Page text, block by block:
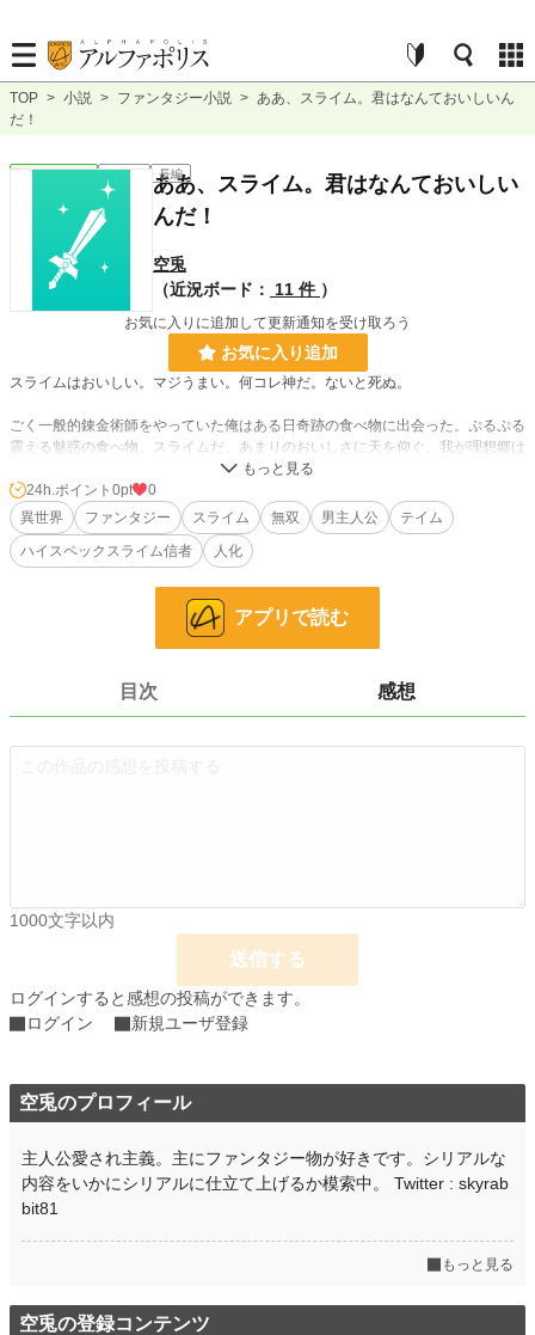
TOP > 小説 > ファンタジー小説 > ああ、スライム。君はなんておいしいん
だ！
ファンタジー 連載中 長編
ああ、スライム。君はなんておいしい
んだ！
空兎
（近況ボード：
11 件 ）
お気に入りに追加して更新通知を受け取ろう
お気に入り追加
スライムはおいしい。マジうまい。何コレ神だ。ないと死ぬ。
ごく一般的錬金術師をやっていた俺はある日奇跡の食べ物に出会った。ぷるぷる
震える魅惑の食べ物、スライムだ。あまりのおいしさに天を仰ぐ。我が理想郷は
だけども最近市場に出回るスライムの数が減っているらしい。え、本当？このま
まだと俺の生命維持に支障をきたしますぞ？
安定してスライムを得るためにスライムをテイムしたのだけれど、どうやら貴重
なポーションんの材料になると気付いて‥‥？
スライム好きによるスライム好きの為のスライム冒険記。主人公はハイスペック
スライム信者です。冒険もします。ダンジョンにも行きます。スライムを何でも
小説 228,833 位 / 228,833 件
更新日時 2020.02.11 19:05
週間ポイント 21 pt (62,459 位)
年間ポイント
24h.ポイント 0pt
0
異世界
ファンタジー スライム 無双 男主人公
テイム
ハイスペックスライム信者
人化
アプリで読む
目次 感想
1000文字以内
送信する
ログインすると感想の投稿ができます。
ログイン
新規ユーザ登録
空兎のプロフィール
主人公愛され主義。主にファンタジー物が好きです。シリアルな
内容をいかにシリアルに仕立て上げるか模索中。 Twitter : skyrab
bit81
もっと見る
空兎の登録コンテンツ